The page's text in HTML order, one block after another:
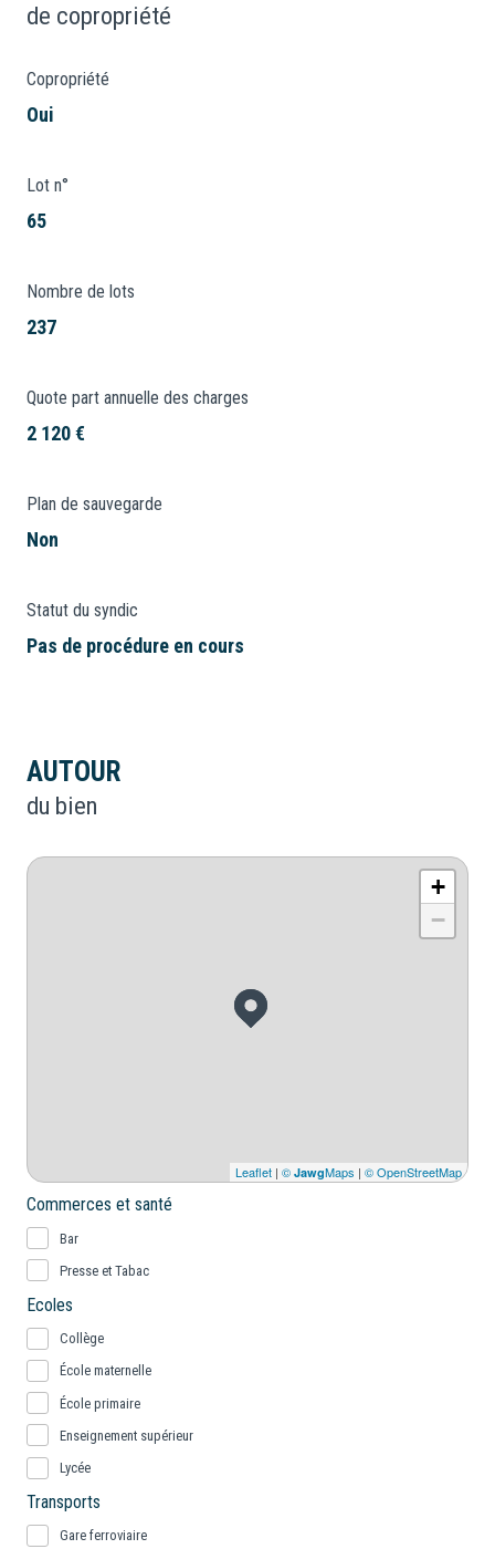
de copropriété
Copropriété
Oui
Lot n°
65
Nombre de lots
237
Quote part annuelle des charges
2 120 €
Plan de sauvegarde
Non
Statut du syndic
Pas de procédure en cours
AUTOUR
du bien
+
−
Leaflet | © JawgMaps | © OpenStreetMap
Commerces et santé
Bar
Presse et Tabac
Ecoles
Collège
École maternelle
École primaire
Enseignement supérieur
Lycée
Transports
Gare ferroviaire